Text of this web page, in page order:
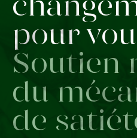
pour
Soutien
du
de